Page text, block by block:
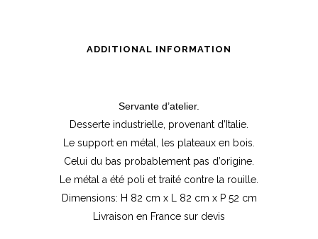
ADDITIONAL INFORMATION
Servante d’atelier.
Desserte industrielle, provenant d’Italie.
Le support en métal, les plateaux en bois.
Celui du bas probablement pas d’origine.
Le métal a été poli et traité contre la rouille.
Dimensions: H 82 cm x L 82 cm x P 52 cm
Livraison en France sur devis